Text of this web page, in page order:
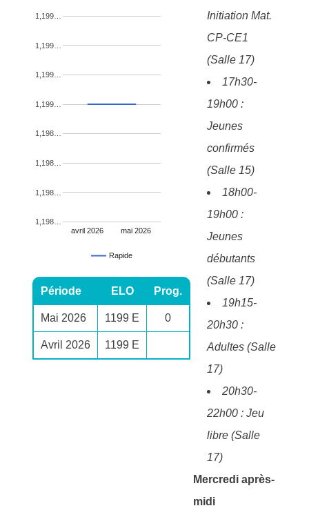
Rapide
avril 2026 mai 2026
1,198…
1,198…
1,198…
1,198…
1,199…
1,199…
1,199…
1,199…
Période ELO Prog.
Mai 2026 1199 E 0
Avril 2026 1199 E
Initiation Mat.
CP-CE1
(Salle 17)
17h30-
19h00 :
Jeunes
confirmés
(Salle 15)
18h00-
19h00 :
Jeunes
débutants
(Salle 17)
19h15-
20h30 :
Adultes (Salle
17)
20h30-
22h00 : Jeu
libre (Salle
17)
Mercredi après-
midi